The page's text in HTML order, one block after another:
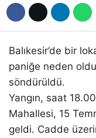
Balıkesir’de bir
paniğe neden
söndürüldü.
Yangın, saat
Mahallesi, 15
geldi. Cadde